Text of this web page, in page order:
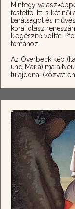
Mintegy
festette. Itt is két női
barátságot és
korai olasz
kiegészítő voltát.
témához.
Az Overbeck kép
und Maria) ma a
tulajdona.